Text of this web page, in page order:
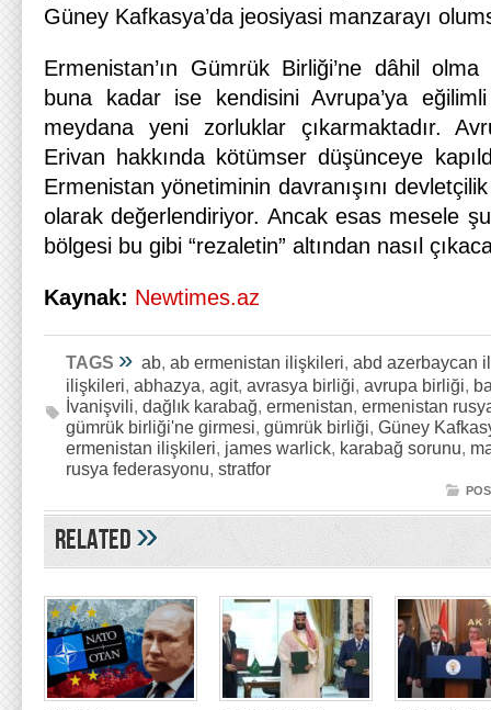
Güney Kafkasya’da jeosiyasi manzarayı
Ermenistan’ın Gümrük Birliği’ne dâhil
buna kadar ise kendisini Avrupa’ya
meydana yeni zorluklar çıkarmaktadır.
Erivan hakkında kötümser düşünceye
Ermenistan yönetiminin davranışını
olarak değerlendiriyor. Ancak esas mesele
bölgesi bu gibi “rezaletin” altından nasıl
Kaynak: Newtimes.az
TAGS » ab, ab ermenistan ilişkileri, abd azerbaycan
ilişkileri, abhazya, agit, avrasya birliği, avrupa birliği,
İvanişvili, dağlık karabağ, ermenistan, ermenistan
gümrük birliği'ne girmesi, gümrük birliği, Güney
ermenistan ilişkileri, james warlick, karabağ sorunu,
rusya federasyonu, stratfor
Related»